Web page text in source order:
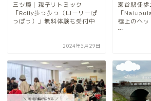
三ツ境｜親子リトミック
「Rolly歩っ歩っ（ローリーぽ
っぽっ）」無料体験も受付中
2024年5月29日
瀬谷駅徒
「
極上のヘ
～